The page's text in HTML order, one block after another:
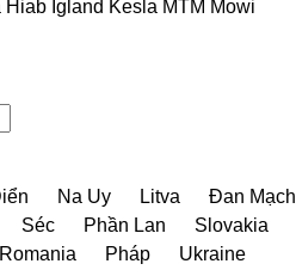
Hiab Igland Kesla MTM Mowi
Na Uy Litva
Đan Mạch
Séc Phần Lan
Slovakia
Romania Pháp
Ukraine